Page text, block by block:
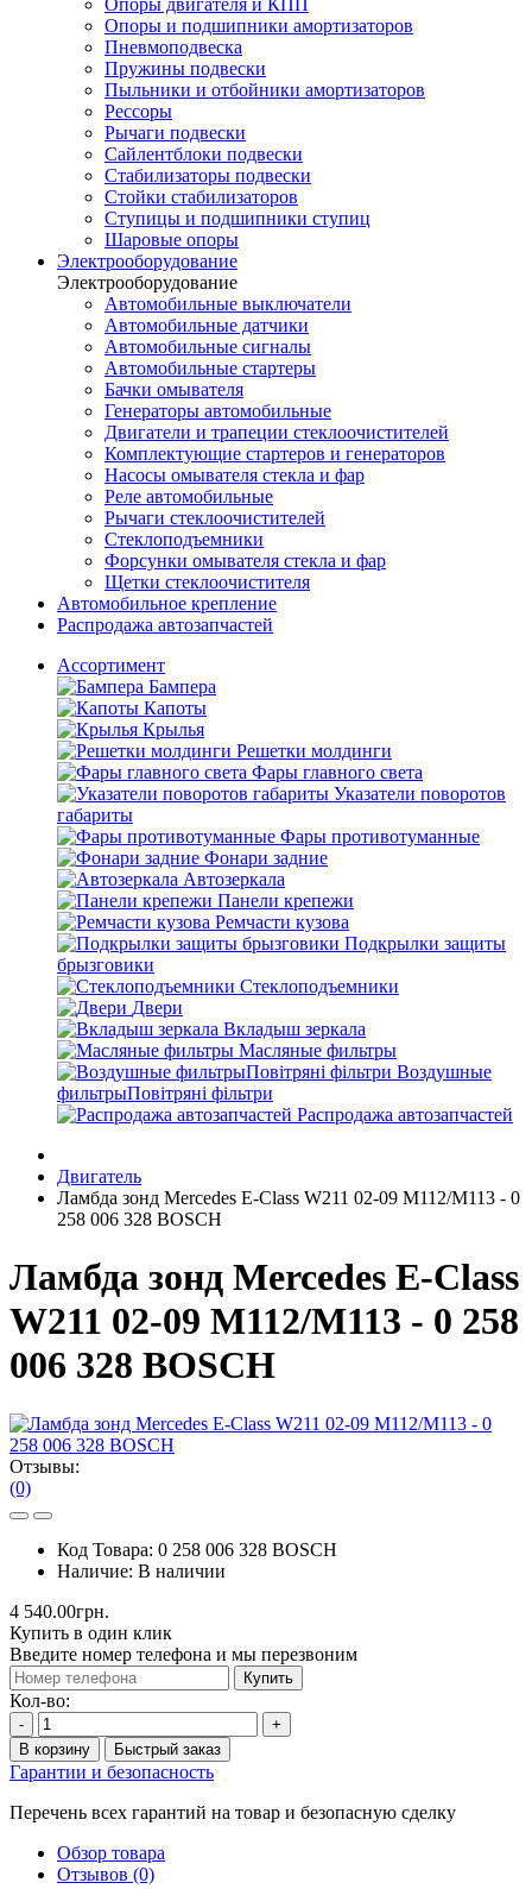
Опоры двигателя и КПП
Опоры и подшипники амортизаторов
Пневмоподвеска
Пружины подвески
Пыльники и отбойники амортизаторов
Рессоры
Рычаги подвески
Сайлентблоки подвески
Стабилизаторы подвески
Стойки стабилизаторов
Ступицы и подшипники ступиц
Шаровые опоры
Электрооборудование
Электрооборудование
Автомобильные выключатели
Автомобильные датчики
Автомобильные сигналы
Автомобильные стартеры
Бачки омывателя
Генераторы автомобильные
Двигатели и трапеции стеклоочистителей
Комплектующие стартеров и генераторов
Насосы омывателя стекла и фар
Реле автомобильные
Рычаги стеклоочистителей
Стеклоподъемники
Форсунки омывателя стекла и фар
Щетки стеклоочистителя
Автомобильное крепление
Распродажа автозапчастей
Ассортимент
Бампера
Капоты
Крылья
Решетки молдинги
Фары главного света
Указатели поворотов
габариты
Фары противотуманные
Фонари задние
Автозеркала
Панели крепежи
Ремчасти кузова
Подкрылки защиты
брызговики
Стеклоподъемники
Двери
Вкладыш зеркала
Масляные фильтры
Воздушные
фильтрыПовітряні фільтри
Распродажа автозапчастей
Двигатель
Ламбда зонд Mercedes E-Class W211 02-09 M112/M113 - 0
258 006 328 BOSCH
Ламбда зонд Mercedes E-Class
W211 02-09 M112/M113 - 0 258
006 328 BOSCH
Отзывы:
(0)
Код Товара: 0 258 006 328 BOSCH
Наличие: В наличии
4 540.00грн.
Купить в один клик
Введите номер телефона и мы перезвоним
Купить
Кол-во:
-
+
В корзину
Быстрый заказ
Гарантии и безопасность
Перечень всех гарантий на товар и безопасную сделку
Обзор товара
Отзывов (0)